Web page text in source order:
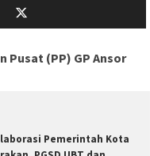
Pusat (PP) GP Ansor
Pemerintah Kota